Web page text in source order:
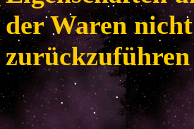
der Waren